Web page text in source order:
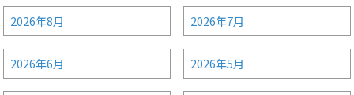
2026年8月 2026年7月
2026年6月 2026年5月